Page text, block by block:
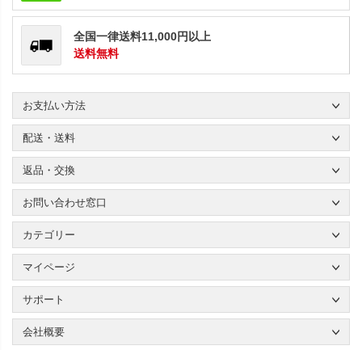
全国一律送料11,000円以上
送料無料
お支払い方法
配送・送料
返品・交換
お問い合わせ窓口
カテゴリー
マイページ
サポート
会社概要